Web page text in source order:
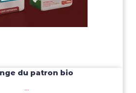
du patron bio
...